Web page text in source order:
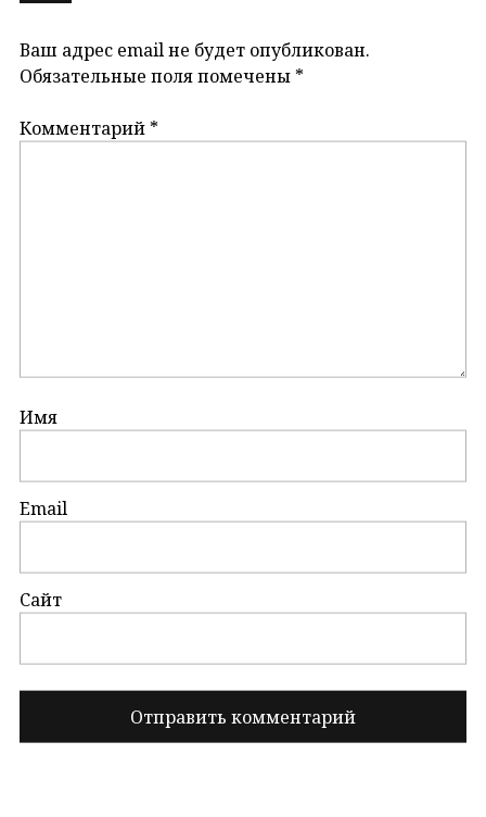
Ваш адрес email не будет опубликован.
Обязательные поля помечены *
Комментарий *
Имя
Email
Сайт